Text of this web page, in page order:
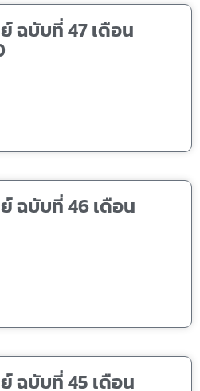
ฉบับที่ 47 เดือน
ฉบับที่ 46 เดือน
ฉบับที่ 45 เดือน